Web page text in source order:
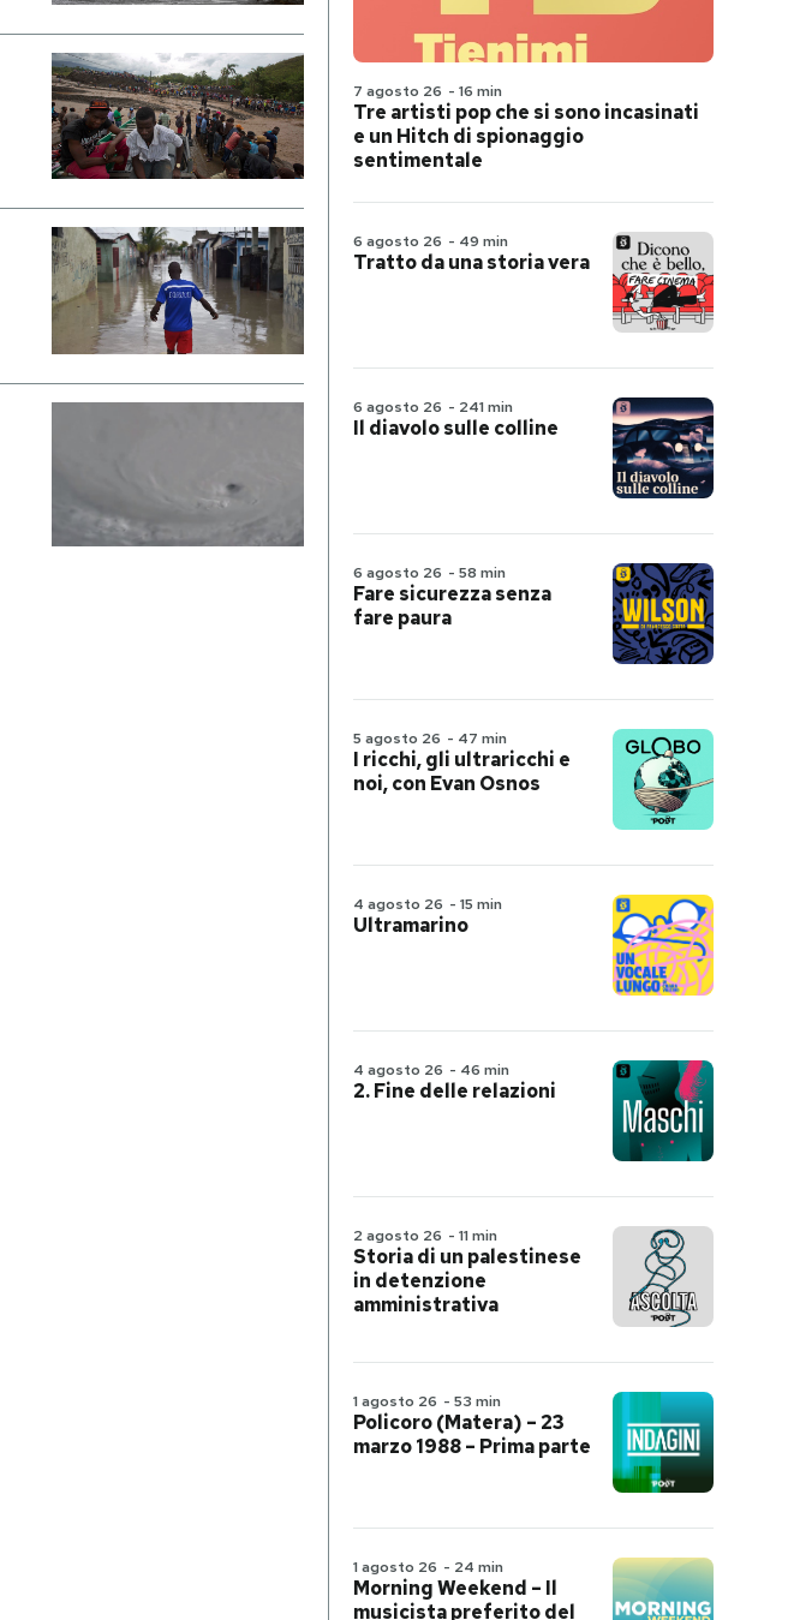
7 agosto 26 - 16 min
Tre artisti pop che si sono incasinati
e un Hitch di spionaggio
sentimentale
6 agosto 26 - 49 min
Tratto da una storia vera
6 agosto 26 - 241 min
Il diavolo sulle colline
6 agosto 26 - 58 min
Fare sicurezza senza
fare paura
5 agosto 26 - 47 min
I ricchi, gli ultraricchi e
noi, con Evan Osnos
4 agosto 26 - 15 min
Ultramarino
4 agosto 26 - 46 min
2. Fine delle relazioni
2 agosto 26 - 11 min
Storia di un palestinese
in detenzione
amministrativa
1 agosto 26 - 53 min
Policoro (Matera) – 23
marzo 1988 – Prima parte
1 agosto 26 - 24 min
Morning Weekend – Il
musicista preferito del